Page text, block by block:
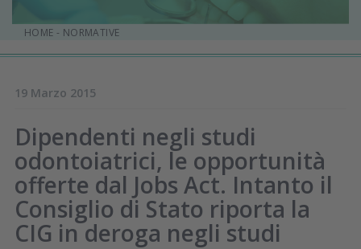
HOME - NORMATIVE
19 Marzo 2015
Dipendenti negli studi
odontoiatrici, le opportunità
offerte dal Jobs Act. Intanto il
Consiglio di Stato riporta la
CIG in deroga negli studi